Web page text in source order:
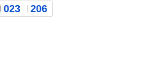
023 206